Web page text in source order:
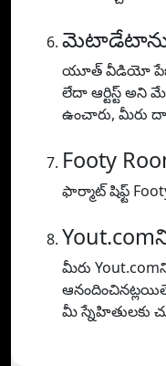
యూత్ వీడియో
లేదా ఆర్టిస్ట్
ఉంచారు, మీరు
Footy
ఫార్మాట్ షిఫ్ట్
మీరు
మీ స్నేహితులకు